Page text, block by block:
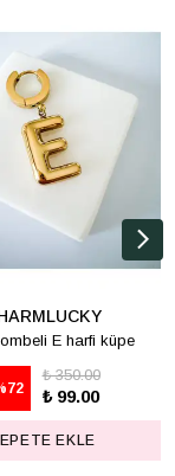
E harfi küpe
72
₺ 350.00
₺ 99.00
EKLE